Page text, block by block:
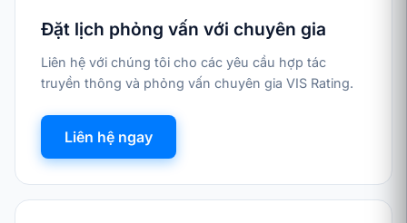
Đặt lịch phỏng vấn với chuyên gia
Liên hệ với chúng tôi cho các yêu cầu hợp tác
truyền thông và phỏng vấn chuyên gia VIS Rating.
Liên hệ ngay